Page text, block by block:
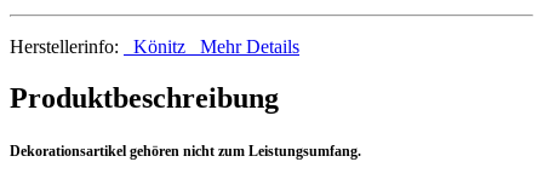
Herstellerinfo: Könitz Mehr Details
Produktbeschreibung
Dekorationsartikel gehören nicht zum Leistungsumfang.